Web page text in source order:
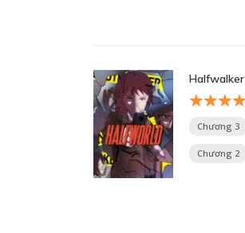
Halfwalker
Chương 3
Chương 2